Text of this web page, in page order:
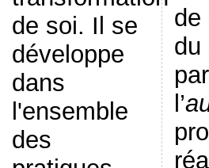
de soi. Il se
développe
dans
l'ensemble
des
de
du
l’